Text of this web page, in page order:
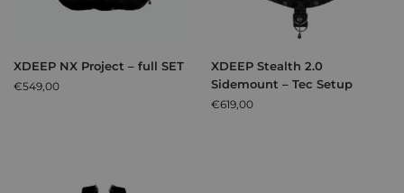
XDEEP NX Project – full SET
€549,00
XDEEP Stealth 2.0
Sidemount – Tec Setup
€619,00